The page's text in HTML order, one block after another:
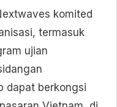
komited
termasuk
ujian
dapat berkongsi